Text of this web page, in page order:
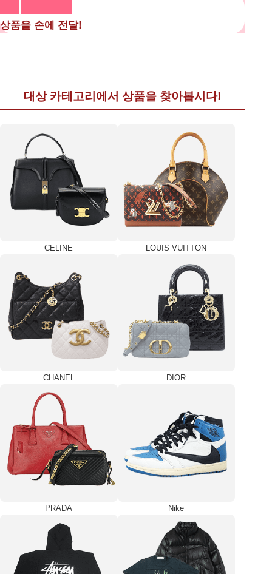
상품을 손에 전달!
대상 카테고리에서 상품을 찾아봅시다!
CELINE LOUIS VUITTON
CHANEL DIOR
PRADA Nike